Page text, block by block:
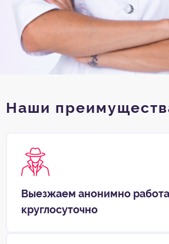
Наши
Выезжаем анонимно
круглосуточно